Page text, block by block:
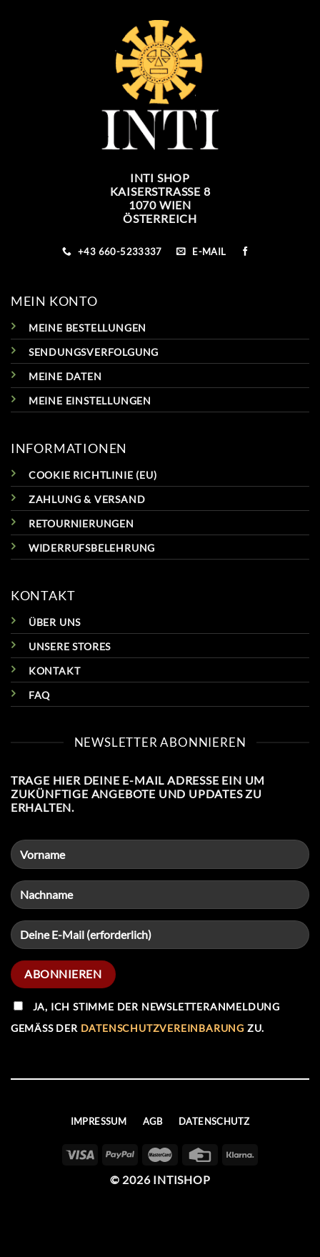
INTI SHOP
KAISERSTRASSE 8
1070 WIEN
ÖSTERREICH
+43 660-5233337 E-MAIL
MEIN KONTO
MEINE BESTELLUNGEN
SENDUNGSVERFOLGUNG
MEINE DATEN
MEINE EINSTELLUNGEN
INFORMATIONEN
COOKIE RICHTLINIE (EU)
ZAHLUNG & VERSAND
RETOURNIERUNGEN
WIDERRUFSBELEHRUNG
KONTAKT
ÜBER UNS
UNSERE STORES
KONTAKT
FAQ
NEWSLETTER ABONNIEREN
TRAGE HIER DEINE E-MAIL ADRESSE EIN UM
ZUKÜNFTIGE ANGEBOTE UND UPDATES ZU
ERHALTEN.
JA, ICH STIMME DER NEWSLETTERANMELDUNG
GEMÄSS DER DATENSCHUTZVEREINBARUNG ZU.
IMPRESSUM AGB DATENSCHUTZ
© 2026 INTISHOP